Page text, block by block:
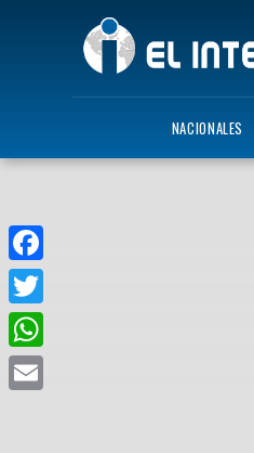
NACIONALES
Facebook
Twitter
WhatsApp